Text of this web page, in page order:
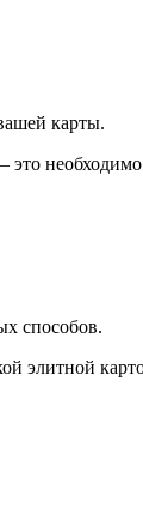
карты.
способов.
элитной